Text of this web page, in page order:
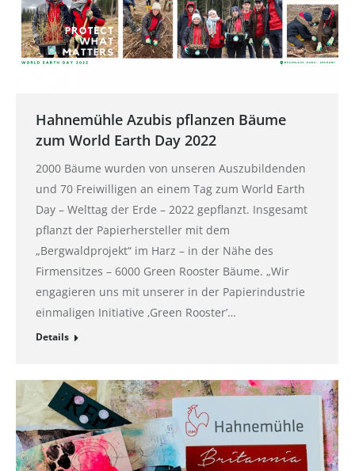
Hahnemühle Azubis pflanzen Bäume
zum World Earth Day 2022
2000 Bäume wurden von unseren Auszubildenden
und 70 Freiwilligen an einem Tag zum World Earth
Day – Welttag der Erde – 2022 gepflanzt. Insgesamt
pflanzt der Papierhersteller mit dem
„Bergwaldprojekt“ im Harz – in der Nähe des
Firmensitzes – 6000 Green Rooster Bäume. „Wir
engagieren uns mit unserer in der Papierindustrie
einmaligen Initiative ‚Green Rooster’…
Details